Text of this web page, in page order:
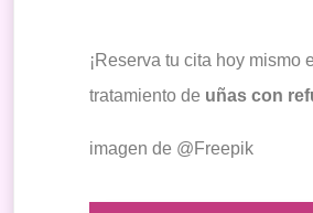
¡Reserva tu cita hoy mismo
tratamiento de uñas con
imagen de @Freepik